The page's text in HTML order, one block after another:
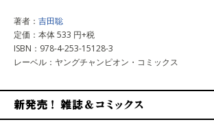
著者： 吉田聡
定価：本体 533 円+税
ISBN：978-4-253-15128-3
レーベル：ヤングチャンピオン・コミックス